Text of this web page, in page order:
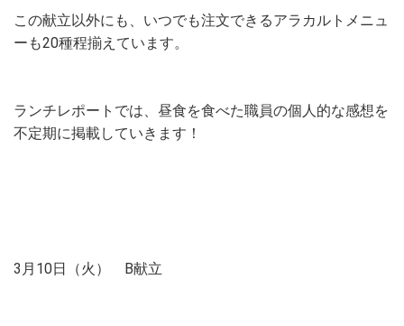
この献立以外にも、いつでも注文できるアラカルトメニュ
ーも20種程揃えています。
ランチレポートでは、昼食を食べた職員の個人的な感想を
不定期に掲載していきます！
3月10日（火） B献立